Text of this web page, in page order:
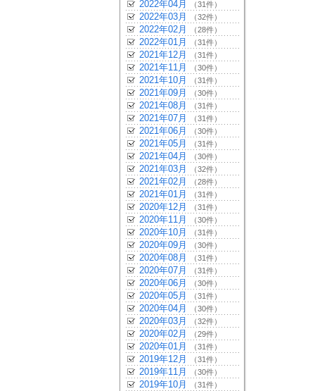
2022年04月 （31件）
2022年03月 （32件）
2022年02月 （28件）
2022年01月 （31件）
2021年12月 （31件）
2021年11月 （30件）
2021年10月 （31件）
2021年09月 （30件）
2021年08月 （31件）
2021年07月 （31件）
2021年06月 （30件）
2021年05月 （31件）
2021年04月 （30件）
2021年03月 （32件）
2021年02月 （28件）
2021年01月 （31件）
2020年12月 （31件）
2020年11月 （30件）
2020年10月 （31件）
2020年09月 （30件）
2020年08月 （31件）
2020年07月 （31件）
2020年06月 （30件）
2020年05月 （31件）
2020年04月 （30件）
2020年03月 （32件）
2020年02月 （29件）
2020年01月 （31件）
2019年12月 （31件）
2019年11月 （30件）
2019年10月 （31件）